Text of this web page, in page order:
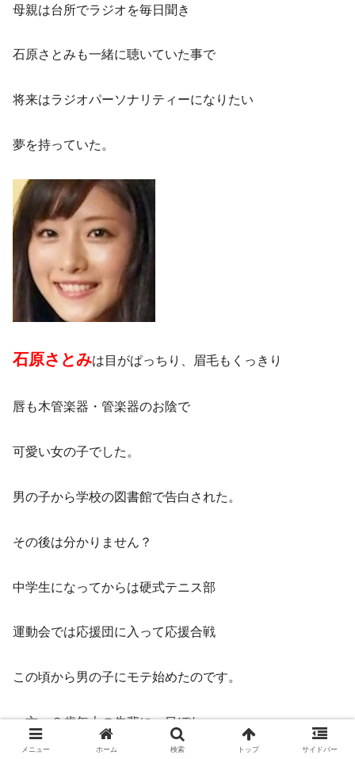
母親は台所でラジオを毎日聞き
石原さとみも一緒に聴いていた事で
将来はラジオパーソナリティーになりたい
夢を持っていた。
石原さとみは目がぱっちり、眉毛もくっきり
唇も木管楽器・管楽器のお陰で
可愛い女の子でした。
男の子から学校の図書館で告白された。
その後は分かりません？
中学生になってからは硬式テニス部
運動会では応援団に入って応援合戦
この頃から男の子にモテ始めたのです。
一方、２歳年上の先輩に一目ぼれ
メニュー ホーム 検索 トップ サイドバー